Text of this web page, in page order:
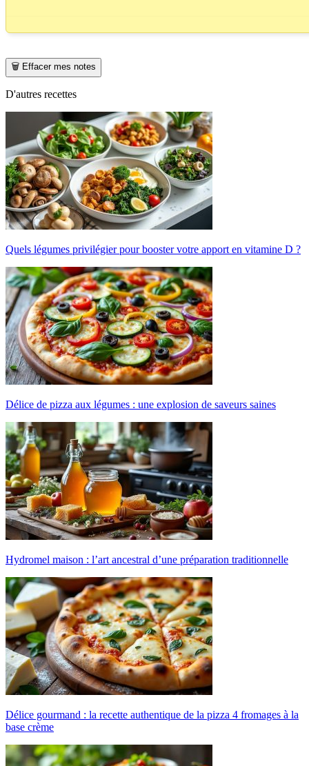
🗑️ Effacer mes notes
D'autres recettes
Quels légumes privilégier pour booster votre apport en vitamine D ?
Délice de pizza aux légumes : une explosion de saveurs saines
Hydromel maison : l’art ancestral d’une préparation traditionnelle
Délice gourmand : la recette authentique de la pizza 4 fromages à la
base crème